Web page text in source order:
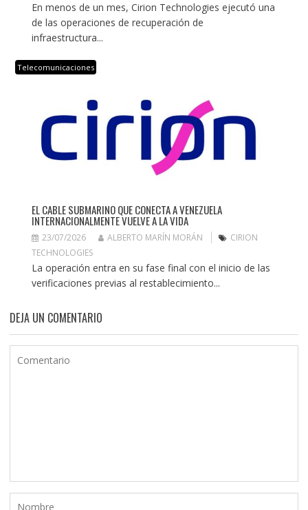
En menos de un mes, Cirion Technologies ejecutó una
de las operaciones de recuperación de
infraestructura...
Telecomunicaciones
EL CABLE SUBMARINO QUE CONECTA A VENEZUELA
INTERNACIONALMENTE VUELVE A LA VIDA
23/07/2026 ALBERTO MARÍN MORÁN
CIRION
TECHNOLOGIES
La operación entra en su fase final con el inicio de las
verificaciones previas al restablecimiento...
DEJA UN COMENTARIO